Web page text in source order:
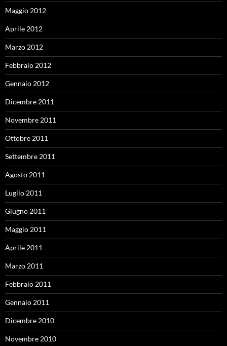
Maggio 2012
Aprile 2012
Marzo 2012
Febbraio 2012
Gennaio 2012
Dicembre 2011
Novembre 2011
Ottobre 2011
Settembre 2011
Agosto 2011
Luglio 2011
Giugno 2011
Maggio 2011
Aprile 2011
Marzo 2011
Febbraio 2011
Gennaio 2011
Dicembre 2010
Novembre 2010